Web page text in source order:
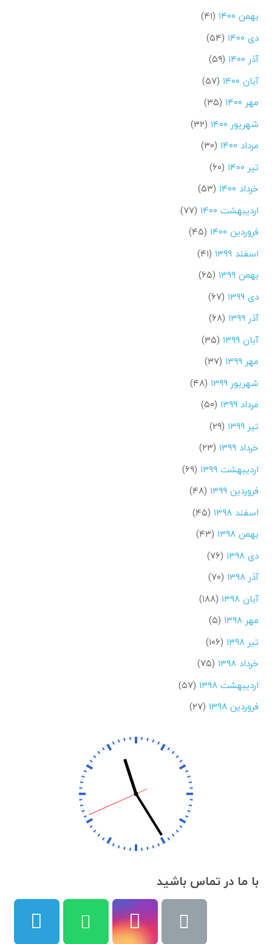
بهمن ۱۴۰۰
(۴۱)
دی ۱۴۰۰
(۵۴)
آذر ۱۴۰۰
(۵۹)
آبان ۱۴۰۰
(۵۷)
مهر ۱۴۰۰
(۳۵)
شهریور ۱۴۰۰
(۳۲)
مرداد ۱۴۰۰
(۳۰)
تیر ۱۴۰۰
(۶۰)
خرداد ۱۴۰۰
(۵۳)
اردیبهشت ۱۴۰۰
(۷۷)
فروردین ۱۴۰۰
(۴۵)
اسفند ۱۳۹۹
(۴۱)
بهمن ۱۳۹۹
(۶۵)
دی ۱۳۹۹
(۶۷)
آذر ۱۳۹۹
(۶۸)
آبان ۱۳۹۹
(۳۵)
مهر ۱۳۹۹
(۳۷)
شهریور ۱۳۹۹
(۴۸)
مرداد ۱۳۹۹
(۵۰)
تیر ۱۳۹۹
(۲۹)
خرداد ۱۳۹۹
(۲۳)
اردیبهشت ۱۳۹۹
(۶۹)
فروردین ۱۳۹۹
(۴۸)
اسفند ۱۳۹۸
(۴۵)
بهمن ۱۳۹۸
(۴۳)
دی ۱۳۹۸
(۷۶)
آذر ۱۳۹۸
(۷۰)
آبان ۱۳۹۸
(۱۸۸)
مهر ۱۳۹۸
(۵)
تیر ۱۳۹۸
(۱۰۶)
خرداد ۱۳۹۸
(۷۵)
اردیبهشت ۱۳۹۸
(۵۷)
فروردین ۱۳۹۸
(۲۷)
با ما در تماس باشید